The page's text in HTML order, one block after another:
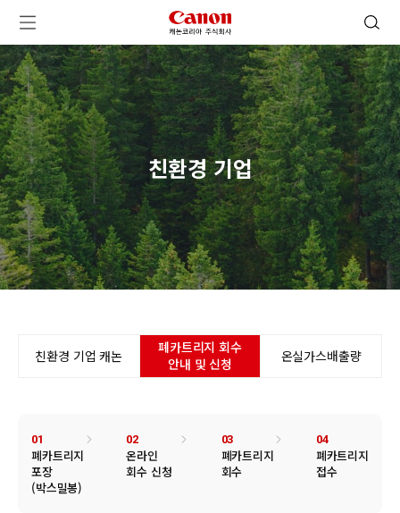
메뉴 열기 캐논코리아 주식회사 로고 검색 열기
친환경 기업
친환경 기업 캐논
폐카트리지 회수
안내 및 신청
온실가스배출량
01
폐카트리지
포장
(박스밀봉)
02
온라인
회수 신청
03
폐카트리지
회수
04
폐카트리지
접수